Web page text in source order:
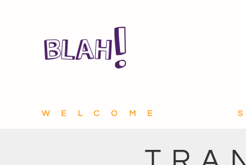
WELCOME